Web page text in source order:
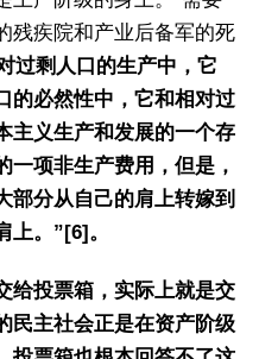
残疾院和产业后备军的死
过剩人口的生产中，它
的必然性中，它和相对过
主义生产和发展的一个存
一项非生产费用，但是，
部分从自己的肩上转嫁到
上。”[6]。
给投票箱，实际上就是交
民主社会正是在资产阶级